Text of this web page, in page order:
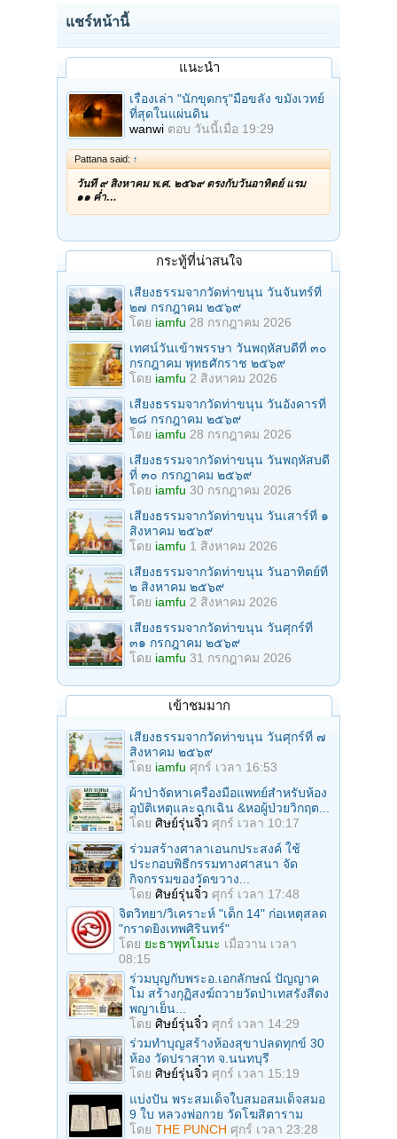
แชร์หน้านี้
แนะนำ
เรื่องเล่า "นักขุดกรุ"มือขลัง ขมังเวทย์
ที่สุดในแผ่นดิน
wanwi ตอบ วันนี้เมื่อ 19:29
Pattana said: ↑
วันที่ ๙ สิงหาคม พ.ศ. ๒๕๖๙ ตรงกับวันอาทิตย์ แรม
๑๑ ค่ำ…
กระทู้ที่น่าสนใจ
เสียงธรรมจากวัดท่าขนุน วันจันทร์ที่
๒๗ กรกฎาคม ๒๕๖๙
โดย iamfu 28 กรกฎาคม 2026
เทศน์วันเข้าพรรษา วันพฤหัสบดีที่ ๓๐
กรกฎาคม พุทธศักราช ๒๕๖๙
โดย iamfu 2 สิงหาคม 2026
เสียงธรรมจากวัดท่าขนุน วันอังคารที่
๒๘ กรกฎาคม ๒๕๖๙
โดย iamfu 28 กรกฎาคม 2026
เสียงธรรมจากวัดท่าขนุน วันพฤหัสบดี
ที่ ๓๐ กรกฎาคม ๒๕๖๙
โดย iamfu 30 กรกฎาคม 2026
เสียงธรรมจากวัดท่าขนุน วันเสาร์ที่ ๑
สิงหาคม ๒๕๖๙
โดย iamfu 1 สิงหาคม 2026
เสียงธรรมจากวัดท่าขนุน วันอาทิตย์ที่
๒ สิงหาคม ๒๕๖๙
โดย iamfu 2 สิงหาคม 2026
เสียงธรรมจากวัดท่าขนุน วันศุกร์ที่
๓๑ กรกฎาคม ๒๕๖๙
โดย iamfu 31 กรกฎาคม 2026
เข้าชมมาก
เสียงธรรมจากวัดท่าขนุน วันศุกร์ที่ ๗
สิงหาคม ๒๕๖๙
โดย iamfu ศุกร์ เวลา 16:53
ผ้าป่าจัดหาเครื่องมือแพทย์สำหรับห้อง
อุบัติเหตุและฉุกเฉิน &หอผู้ป่วยวิกฤต...
โดย ศิษย์รุ่นจิ๋ว ศุกร์ เวลา 10:17
ร่วมสร้างศาลาเอนกประสงค์ ใช้
ประกอบพิธีกรรมทางศาสนา จัด
กิจกรรมของวัดขวาง...
โดย ศิษย์รุ่นจิ๋ว ศุกร์ เวลา 17:48
จิตวิทยา/วิเคราะห์ "เด็ก 14" ก่อเหตุสลด
"กราดยิงเทพศิรินทร์"
โดย ยะธาพุทโมนะ เมื่อวาน เวลา
08:15
ร่วมบุญกับพระอ.เอกลักษณ์ ปัญญาค
โม สร้างกุฏิสงฆ์ถวายวัดป่าเทสรังสีดง
พญาเย็น...
โดย ศิษย์รุ่นจิ๋ว ศุกร์ เวลา 14:29
ร่วมทําบุญสร้างห้องสุขาปลดทุกข์ 30
ห้อง วัดปราสาท จ.นนทบุรี
โดย ศิษย์รุ่นจิ๋ว ศุกร์ เวลา 15:19
แบ่งปัน พระสมเด็จใบสมอสมเด็จสมอ
9 ใบ หลวงพ่อกวย วัดโฆสิตาราม
โดย THE PUNCH ศุกร์ เวลา 23:28